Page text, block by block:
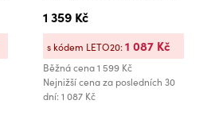
1 359 Kč
Běžná cena1 599 Kč
Nejnižší cena za posledních 30
dní: 1 087 Kč
s kódem LETO20:1 087 Kč